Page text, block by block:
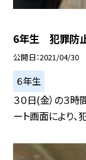
6年生 犯罪防
公開日 2021/04/30
６年生
３０日(金）の３
ート画面により、